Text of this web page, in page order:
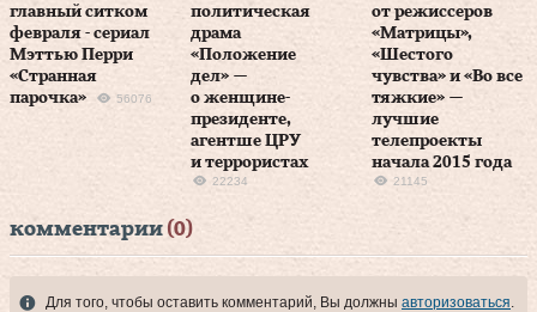
главный ситком
февраля - сериал
Мэттью Перри
«Странная
парочка»
56076
политическая
драма
«Положение
дел» —
о женщине-
президенте,
агентше ЦРУ
и террористах
22234
от режиссеров
«Матрицы»,
«Шестого
чувства» и «Во все
тяжкие» —
лучшие
телепроекты
начала 2015 года
21145
комментарии (0)
Для того, чтобы оставить комментарий, Вы должны авторизоваться